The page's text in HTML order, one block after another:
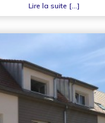
Lire la suite [...]